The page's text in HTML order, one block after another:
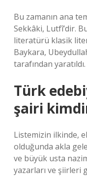
Bu zamanın ana
Sekkâki, Lutfî’dir.
literatürü klasik
Baykara,
tarafından yaratıldı.
Türk
şairi
Listemizin ilkinde,
olduğunda akla
ve büyük usta
yazarları ve şiirleri